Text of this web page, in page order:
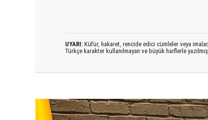
UYARI: Küfür, hakaret, rencide edici cümleler veya
Türkçe karakter kullanılmayan ve büyük harflerle